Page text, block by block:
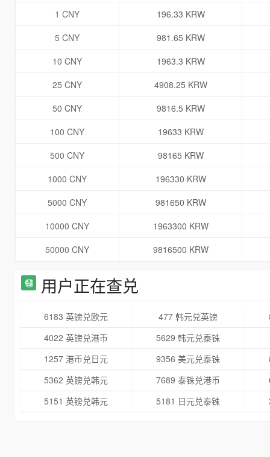
1 CNY
196.33 KRW
5 CNY
981.65 KRW
10 CNY
1963.3 KRW
25 CNY
4908.25 KRW
50 CNY
9816.5 KRW
100 CNY
19633 KRW
500 CNY
98165 KRW
1000 CNY
196330 KRW
5000 CNY
981650 KRW
10000 CNY
1963300 KRW
50000 CNY
9816500 KRW
用户正在查兑
6183 英镑兑欧元 477 韩元兑英镑
4022 英镑兑港币
5629 韩元兑泰铢
1257 港币兑日元
9356 美元兑泰铢
5362 英镑兑韩元
7689 泰铢兑港币
5151 英镑兑韩元
5181 日元兑泰铢